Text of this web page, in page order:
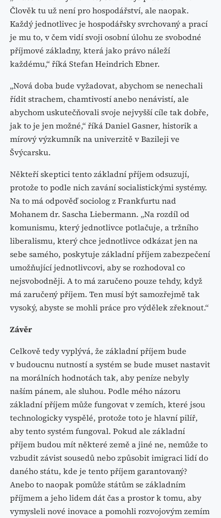
Člověk tu už není pro hospodářství, ale naopak.
Každý jednotlivec je hospodářsky svrchovaný a prací
je mu to, v čem vidí svoji osobní úlohu ze svobodné
příjmové základny, která jako právo náleží
každému,“ říká Stefan Heindrich Ebner.
„Nová doba bude vyžadovat, abychom se nenechali
řídit strachem, chamtivostí anebo nenávistí, ale
abychom uskutečňovali svoje nejvyšší cíle tak dobře,
jak to je jen možné,“ říká Daniel Gasner, historik a
mírový výzkumník na univerzitě v Bazileji ve
Švýcarsku.
Někteří skeptici tento základní příjem odsuzují,
protože to podle nich zavání socialistickými systémy.
Na to má odpověď sociolog z Frankfurtu nad
Mohanem dr. Sascha Liebermann. „Na rozdíl od
komunismu, který jednotlivce potlačuje, a tržního
liberalismu, který chce jednotlivce odkázat jen na
sebe samého, poskytuje základní příjem zabezpečení
umožňující jednotlivcovi, aby se rozhodoval co
nejsvobodněji. A to má zaručeno pouze tehdy, když
má zaručený příjem. Ten musí být samozřejmě tak
vysoký, abyste se mohli práce pro výdělek zřeknout.“
Závěr
Celkově tedy vyplývá, že základní příjem bude
v budoucnu nutností a systém se bude muset nastavit
na morálních hodnotách tak, aby peníze nebyly
naším pánem, ale sluhou. Podle mého názoru
základní příjem může fungovat v zemích, které jsou
technologicky vyspělé, protože toto je hlavní pilíř,
aby tento systém fungoval. Pokud ale základní
příjem budou mít některé země a jiné ne, nemůže to
vzbudit závist sousedů nebo způsobit imigraci lidí do
daného státu, kde je tento příjem garantovaný?
Anebo to naopak pomůže státům se základním
příjmem a jeho lidem dát čas a prostor k tomu, aby
vymysleli nové inovace a pomohli rozvojovým zemím